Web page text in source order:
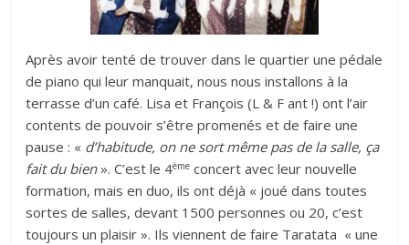
Après avoir tenté de trouver dans le quartier une pédale
de piano qui leur manquait, nous nous installons à la
terrasse d’un café. Lisa et François (L & F ant !) ont l’air
contents de pouvoir s’être promenés et de faire une
pause : « d’habitude, on ne sort même pas de la salle, ça
fait du bien». C’est le 4ème concert avec leur nouvelle
formation, mais en duo, ils ont déjà « joué dans toutes
sortes de salles, devant 1500 personnes ou 20, c’est
toujours un plaisir ». Ils viennent de faire Taratata « une